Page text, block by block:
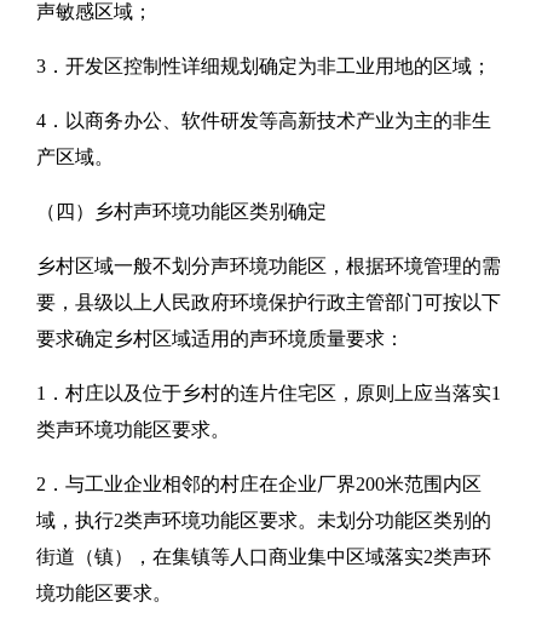
声敏感区域；
3．开发区控制性详细规划确定为非工业用地的区域；
4．以商务办公、软件研发等高新技术产业为主的非生
产区域。
（四）乡村声环境功能区类别确定
乡村区域一般不划分声环境功能区，根据环境管理的需
要，县级以上人民政府环境保护行政主管部门可按以下
要求确定乡村区域适用的声环境质量要求：
1．村庄以及位于乡村的连片住宅区，原则上应当落实1
类声环境功能区要求。
2．与工业企业相邻的村庄在企业厂界200米范围内区
域，执行2类声环境功能区要求。未划分功能区类别的
街道（镇），在集镇等人口商业集中区域落实2类声环
境功能区要求。